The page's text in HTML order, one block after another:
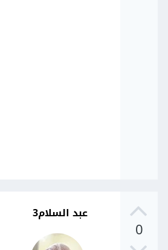
0
عبد السلام3